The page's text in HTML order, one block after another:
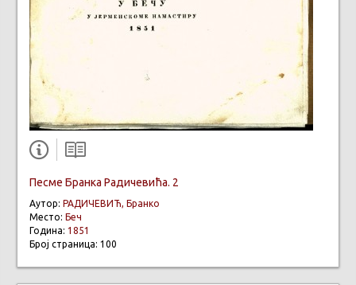
Песме Бранка Радичевића. 2
Аутор: РАДИЧЕВИЋ, Бранко
Место: Беч
Година: 1851
Број страница: 100